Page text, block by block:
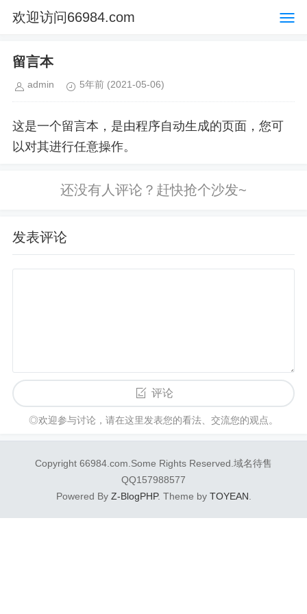
欢迎访问66984.com
留言本
admin 5年前 (2021-05-06)
这是一个留言本，是由程序自动生成的页面，您可
以对其进行任意操作。
发表评论
评论
◎欢迎参与讨论，请在这里发表您的看法、交流您的观点。
Copyright 66984.com.Some Rights Reserved.域名待售
QQ157988577
Powered By Z-BlogPHP. Theme by TOYEAN